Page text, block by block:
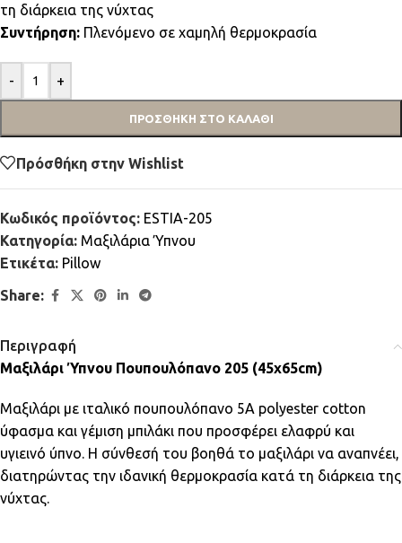
τη διάρκεια της νύχτας
Συντήρηση: Πλενόμενο σε χαμηλή θερμοκρασία
- +
ΠΡΟΣΘΉΚΗ ΣΤΟ ΚΑΛΆΘΙ
Πρόσθήκη στην Wishlist
Κωδικός προϊόντος: ESTIA-205
Κατηγορία: Μαξιλάρια Ύπνου
Ετικέτα: Pillow
Share:
Περιγραφή
Μαξιλάρι Ύπνου Πουπουλόπανο 205 (45x65cm)
Μαξιλάρι με ιταλικό πουπουλόπανο 5A polyester cotton
ύφασμα και γέμιση μπιλάκι που προσφέρει ελαφρύ και
υγιεινό ύπνο. Η σύνθεσή του βοηθά το μαξιλάρι να αναπνέει,
διατηρώντας την ιδανική θερμοκρασία κατά τη διάρκεια της
νύχτας.